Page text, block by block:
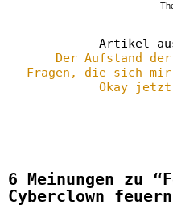
Artikel
Der Aufstand
Fragen, die sich
Okay
6 Meinungen zu
Cyberclown